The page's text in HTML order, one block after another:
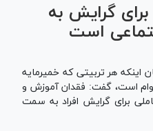
گرایش به
است
اینکه هر تربیتی كه خمیرمایه
است، گفت: فقدان آموزش و
برای گرایش افراد به سمت